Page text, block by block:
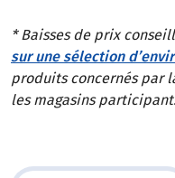
* Baisses de prix
sur une sélection
produits concernés par
les magasins